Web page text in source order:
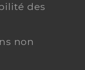
des
non